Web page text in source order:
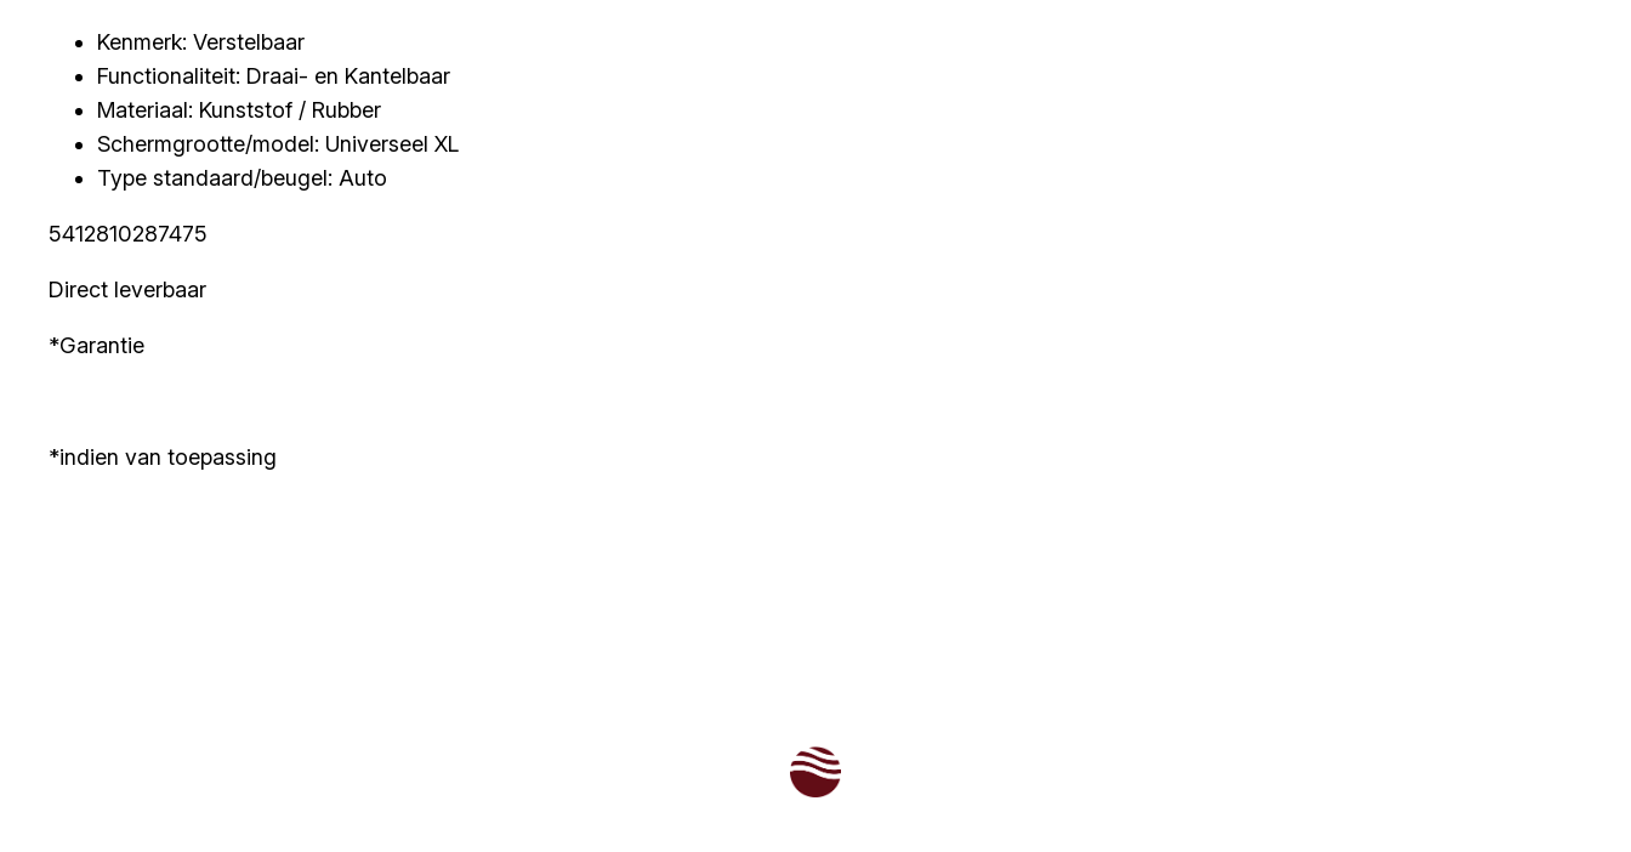
Kenmerk: Verstelbaar
Functionaliteit: Draai- en Kantelbaar
Materiaal: Kunststof / Rubber
Schermgrootte/model: Universeel XL
Type standaard/beugel: Auto
5412810287475
Direct leverbaar
*Garantie
*indien van toepassing